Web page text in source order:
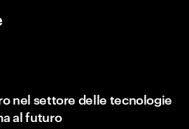
nel settore delle tecnologie
al futuro